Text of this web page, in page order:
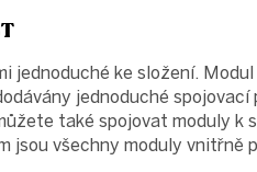
jednoduché ke složení.
jednoduché
také spojovat moduly k
jsou všechny moduly vnitřně